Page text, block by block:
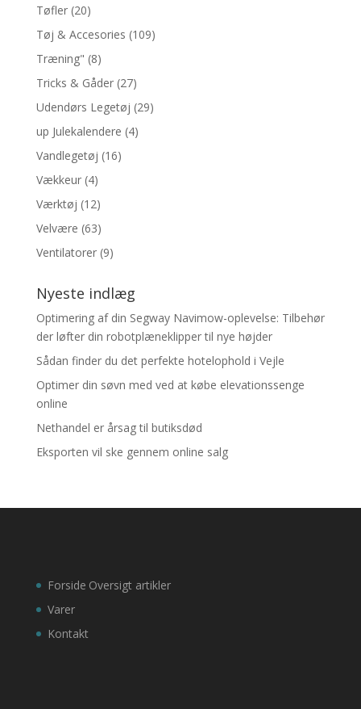
Tøfler (20)
Tøj & Accesories (109)
Træning" (8)
Tricks & Gåder (27)
Udendørs Legetøj (29)
up Julekalendere (4)
Vandlegetøj (16)
Vækkeur (4)
Værktøj (12)
Velvære (63)
Ventilatorer (9)
Nyeste indlæg
Optimering af din Segway Navimow-oplevelse: Tilbehør
der løfter din robotplæneklipper til nye højder
Sådan finder du det perfekte hotelophold i Vejle
Optimer din søvn med ved at købe elevationssenge
online
Nethandel er årsag til butiksdød
Eksporten vil ske gennem online salg
Forside
Varer
Kontakt
Oversigt artikler